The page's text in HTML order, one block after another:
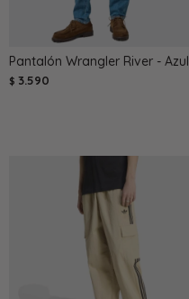
Pantalón Wrangler River - Azul
$ 3.590